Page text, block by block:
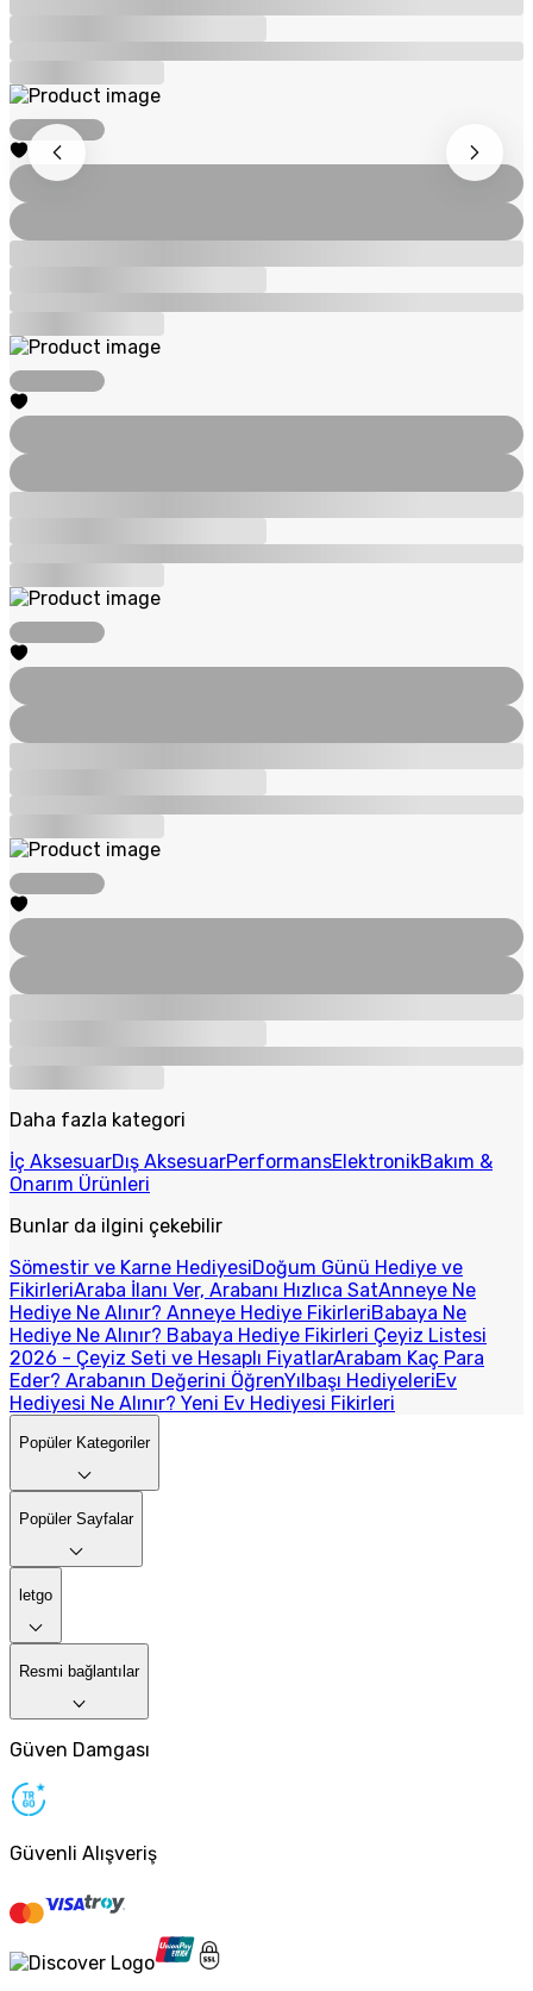
Daha fazla kategori
İç AksesuarDış AksesuarPerformansElektronikBakım &
Onarım Ürünleri
Bunlar da ilgini çekebilir
Sömestir ve Karne HediyesiDoğum Günü Hediye ve
FikirleriAraba İlanı Ver, Arabanı Hızlıca SatAnneye Ne
Hediye Ne Alınır? Anneye Hediye FikirleriBabaya Ne
Hediye Ne Alınır? Babaya Hediye Fikirleri Çeyiz Listesi
2026 - Çeyiz Seti ve Hesaplı FiyatlarArabam Kaç Para
Eder? Arabanın Değerini ÖğrenYılbaşı HediyeleriEv
Hediyesi Ne Alınır? Yeni Ev Hediyesi Fikirleri
Popüler Kategoriler
Popüler Sayfalar
letgo
Resmi bağlantılar
Güven Damgası
Güvenli Alışveriş